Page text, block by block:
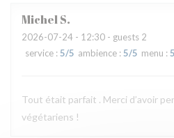
MichelS
2026-07-24 - 12:30 - guests 2
service : 5/5 ambience : 5/5 menu : 5
Tout était parfait . Merci d’avoir
végétariens !